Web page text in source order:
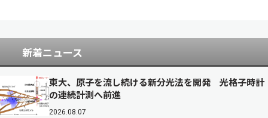
新着ニュース
東大、原子を流し続ける新分光法を開発 光格子時計
の連続計測へ前進
2026.08.07